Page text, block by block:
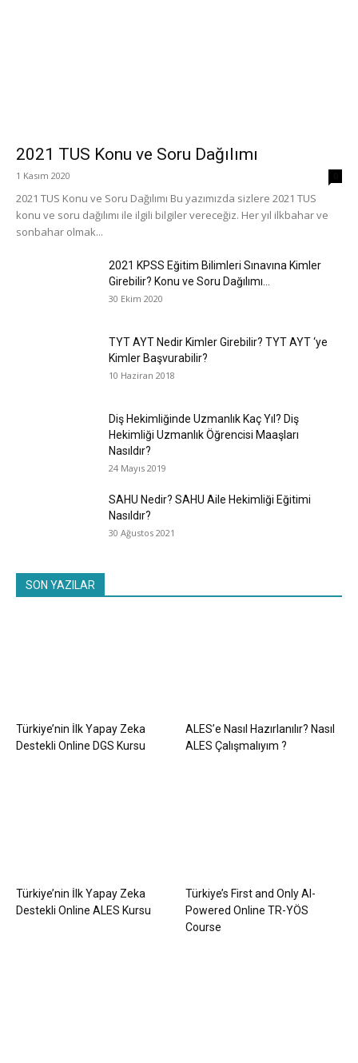
2021 TUS Konu ve Soru Dağılımı
1 Kasım 2020
2021 TUS Konu ve Soru Dağılımı Bu yazımızda sizlere 2021 TUS
konu ve soru dağılımı ile ilgili bilgiler vereceğiz. Her yıl ilkbahar ve
sonbahar olmak...
2021 KPSS Eğitim Bilimleri Sınavına Kimler
Girebilir? Konu ve Soru Dağılımı...
30 Ekim 2020
TYT AYT Nedir Kimler Girebilir? TYT AYT ‘ye
Kimler Başvurabilir?
10 Haziran 2018
Diş Hekimliğinde Uzmanlık Kaç Yıl? Diş
Hekimliği Uzmanlık Öğrencisi Maaşları
Nasıldır?
24 Mayıs 2019
SAHU Nedir? SAHU Aile Hekimliği Eğitimi
Nasıldır?
30 Ağustos 2021
SON YAZILAR
Türkiye’nin İlk Yapay Zeka
Destekli Online DGS Kursu
ALES’e Nasıl Hazırlanılır? Nasıl
ALES Çalışmalıyım ?
Türkiye’nin İlk Yapay Zeka
Destekli Online ALES Kursu
Türkiye’s First and Only AI-
Powered Online TR-YÖS
Course